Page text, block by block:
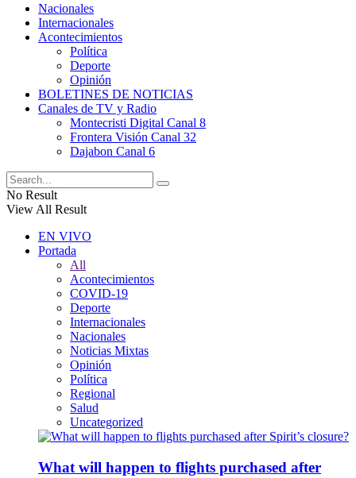
Nacionales
Internacionales
Acontecimientos
Política
Deporte
Opinión
BOLETINES DE NOTICIAS
Canales de TV y Radio
Montecristi Digital Canal 8
Frontera Visión Canal 32
Dajabon Canal 6
No Result
View All Result
EN VIVO
Portada
All
Acontecimientos
COVID-19
Deporte
Internacionales
Nacionales
Noticias Mixtas
Opinión
Política
Regional
Salud
Uncategorized
What will happen to flights purchased after